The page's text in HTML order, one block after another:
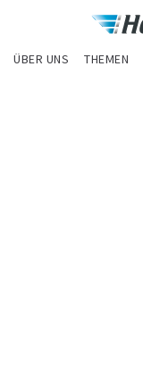
ÜBER UNS THEMEN